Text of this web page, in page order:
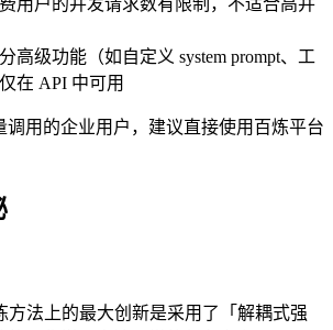
用户的并发请求数有限制，不适合高并
高级功能（如自定义 system prompt、工
在 API 中可用
调用的企业用户，建议直接使用百炼平台
方法上的最大创新是采用了「解耦式强